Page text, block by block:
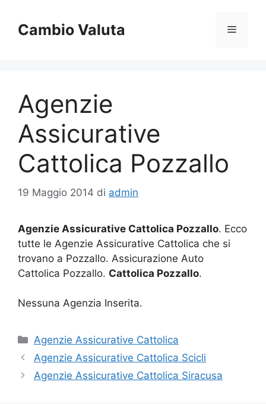
contenuto
Cambio Valuta Menu
Agenzie
Assicurative
Cattolica Pozzallo
19 Maggio 2014 di admin
Agenzie Assicurative Cattolica Pozzallo. Ecco
tutte le Agenzie Assicurative Cattolica che si
trovano a Pozzallo. Assicurazione Auto
Cattolica Pozzallo. Cattolica Pozzallo.
Nessuna Agenzia Inserita.
Categorie
Agenzie Assicurative Cattolica
Agenzie Assicurative Cattolica Scicli
Agenzie Assicurative Cattolica Siracusa